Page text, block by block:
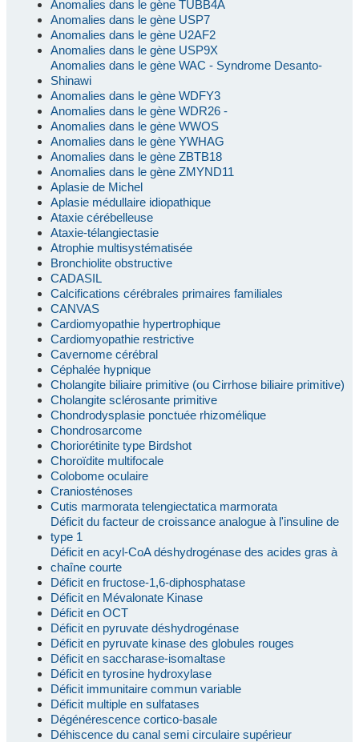
Anomalies dans le gène TUBB4A
Anomalies dans le gène USP7
Anomalies dans le gène U2AF2
Anomalies dans le gène USP9X
Anomalies dans le gène WAC - Syndrome Desanto-
Shinawi
Anomalies dans le gène WDFY3
Anomalies dans le gène WDR26 -
Anomalies dans le gène WWOS
Anomalies dans le gène YWHAG
Anomalies dans le gène ZBTB18
Anomalies dans le gène ZMYND11
Aplasie de Michel
Aplasie médullaire idiopathique
Ataxie cérébelleuse
Ataxie-télangiectasie
Atrophie multisystématisée
Bronchiolite obstructive
CADASIL
Calcifications cérébrales primaires familiales
CANVAS
Cardiomyopathie hypertrophique
Cardiomyopathie restrictive
Cavernome cérébral
Céphalée hypnique
Cholangite biliaire primitive (ou Cirrhose biliaire primitive)
Cholangite sclérosante primitive
Chondrodysplasie ponctuée rhizomélique
Chondrosarcome
Choriorétinite type Birdshot
Choroïdite multifocale
Colobome oculaire
Craniosténoses
Cutis marmorata telengiectatica marmorata
Déficit du facteur de croissance analogue à l'insuline de
type 1
Déficit en acyl-CoA déshydrogénase des acides gras à
chaîne courte
Déficit en fructose-1,6-diphosphatase
Déficit en Mévalonate Kinase
Déficit en OCT
Déficit en pyruvate déshydrogénase
Déficit en pyruvate kinase des globules rouges
Déficit en saccharase-isomaltase
Déficit en tyrosine hydroxylase
Déficit immunitaire commun variable
Déficit multiple en sulfatases
Dégénérescence cortico-basale
Déhiscence du canal semi circulaire supérieur